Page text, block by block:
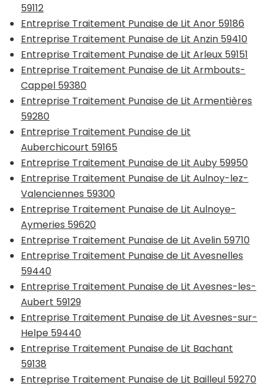
59112
Entreprise Traitement Punaise de Lit Anor 59186
Entreprise Traitement Punaise de Lit Anzin 59410
Entreprise Traitement Punaise de Lit Arleux 59151
Entreprise Traitement Punaise de Lit Armbouts-
Cappel 59380
Entreprise Traitement Punaise de Lit Armentières
59280
Entreprise Traitement Punaise de Lit
Auberchicourt 59165
Entreprise Traitement Punaise de Lit Auby 59950
Entreprise Traitement Punaise de Lit Aulnoy-lez-
Valenciennes 59300
Entreprise Traitement Punaise de Lit Aulnoye-
Aymeries 59620
Entreprise Traitement Punaise de Lit Avelin 59710
Entreprise Traitement Punaise de Lit Avesnelles
59440
Entreprise Traitement Punaise de Lit Avesnes-les-
Aubert 59129
Entreprise Traitement Punaise de Lit Avesnes-sur-
Helpe 59440
Entreprise Traitement Punaise de Lit Bachant
59138
Entreprise Traitement Punaise de Lit Bailleul 59270